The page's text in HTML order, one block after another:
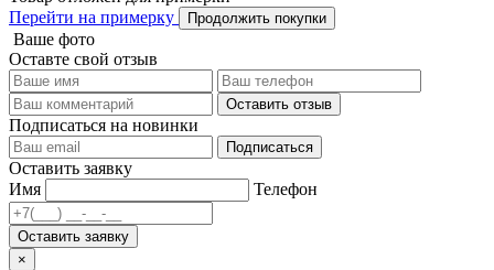
Перейти на примерку
Продолжить покупки
Ваше фото
Оставте свой отзыв
Оставить отзыв
Подписаться на новинки
Подписаться
Оставить заявку
Имя
Телефон
Оставить заявку
×